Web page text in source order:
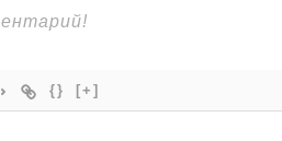
{} [+]